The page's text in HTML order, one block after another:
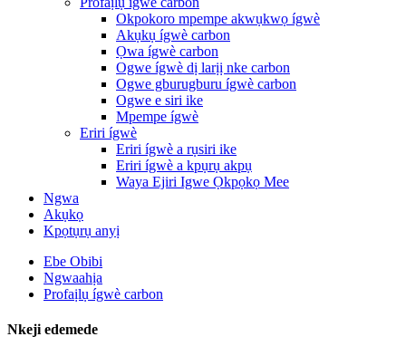
Okpokoro mpempe akwụkwọ ígwè
Akụkụ ígwè carbon
Ọwa ígwè carbon
Ogwe ígwè dị larịị nke carbon
Ogwe gburugburu ígwè carbon
Ogwe e siri ike
Mpempe ígwè
Eriri ígwè
Eriri ígwè a rụsiri ike
Eriri ígwè a kpụrụ akpụ
Waya Ejiri Igwe Ọkpọkọ Mee
Ngwa
Akụkọ
Kpọtụrụ anyị
Ebe Obibi
Ngwaahịa
Profaịlụ ígwè carbon
Nkeji edemede